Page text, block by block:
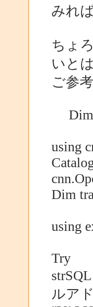
みれ
ちょ
いと
ご参
Dim
using
Dim
using
Try
ルア